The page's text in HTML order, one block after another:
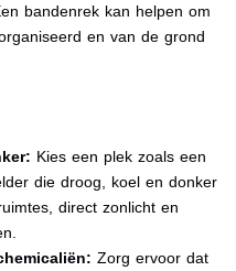
bandenrek kan helpen om
en van de grond
Kies een plek zoals een
die droog, koel en donker
direct zonlicht en
Zorg ervoor dat